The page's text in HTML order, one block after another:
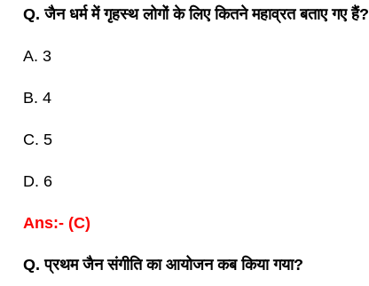
Q. जैन धर्म में गृहस्थ लोगों के लिए कितने महाव्रत बताए गए हैं?
A. 3
B. 4
C. 5
D. 6
Ans:- (C)
Q. प्रथम जैन संगीति का आयोजन कब किया गया?